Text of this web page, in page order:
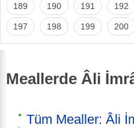
189 190 191 192
197 198 199 200
Meallerde Âli
Tüm Mealler: Âli